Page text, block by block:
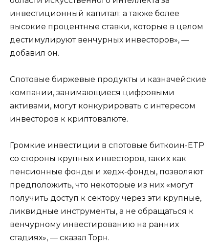
инвестиционный капитал; а также более
высокие процентные ставки, которые в целом
дестимулируют венчурных инвесторов», —
добавил он.
Спотовые биржевые продукты и казначейские
компании, занимающиеся цифровыми
активами, могут конкурировать с интересом
инвесторов к криптовалюте.
Громкие инвестиции в спотовые биткоин-ETP
со стороны крупных инвесторов, таких как
пенсионные фонды и хедж-фонды, позволяют
предположить, что некоторые из них «могут
получить доступ к сектору через эти крупные,
ликвидные инструменты, а не обращаться к
венчурному инвестированию на ранних
стадиях», — сказал Торн.